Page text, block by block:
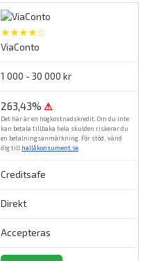
★★★★☆
ViaConto
1 000 - 30 000 kr
263,43% ⚠
Det här är en högkostnadskredit. Om du inte
kan betala tillbaka hela skulden riskerar du
en betalningsanmärkning. För stöd, vänd
dig till hallåkonsument.se
Creditsafe
Direkt
Accepteras